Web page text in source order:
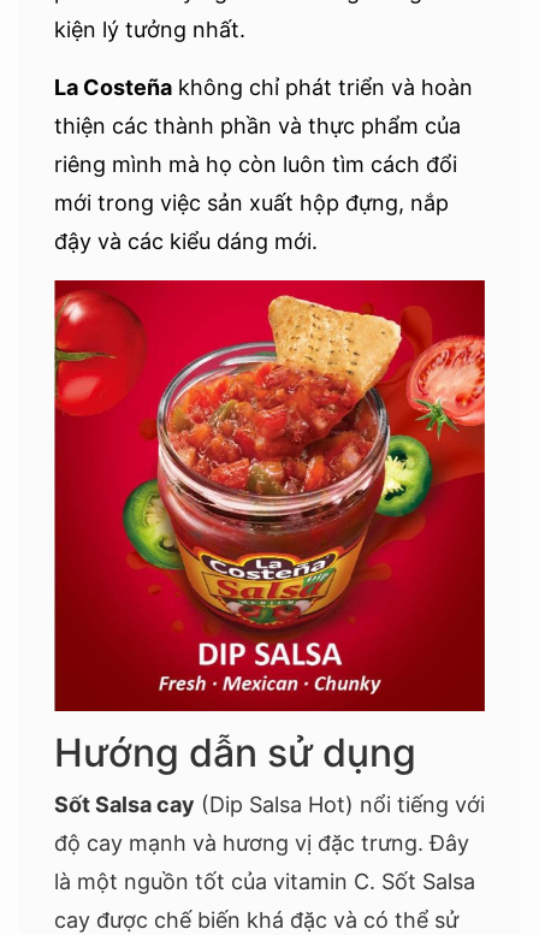
kiện lý tưởng nhất.
La Costeña không chỉ phát triển và hoàn
thiện các thành phần và thực phẩm của
riêng mình mà họ còn luôn tìm cách đổi
mới trong việc sản xuất hộp đựng, nắp
đậy và các kiểu dáng mới.
Hướng dẫn sử dụng
Sốt Salsa cay (Dip Salsa Hot) nổi tiếng với
độ cay mạnh và hương vị đặc trưng. Đây
là một nguồn tốt của vitamin C. Sốt Salsa
cay được chế biến khá đặc và có thể sử